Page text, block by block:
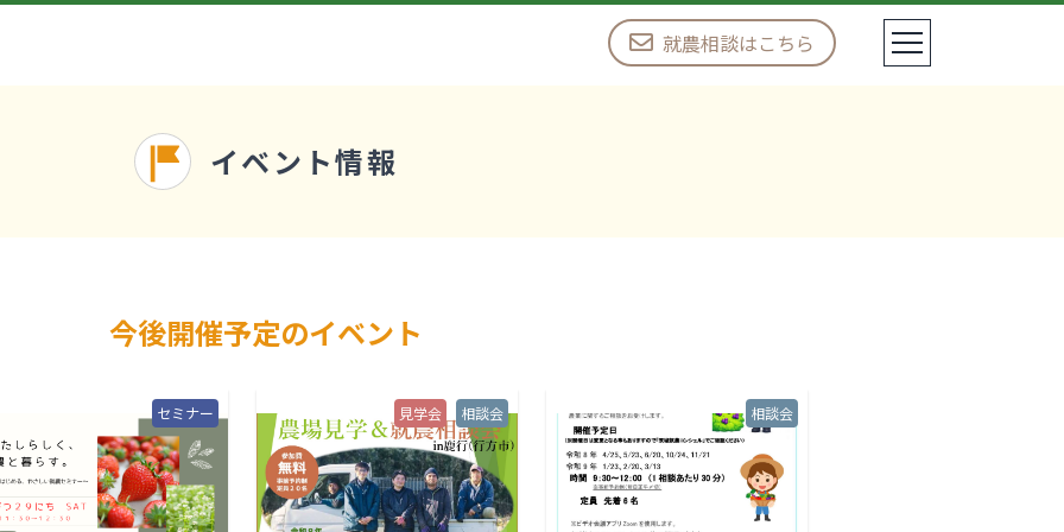
就農相談はこちら
イベント情報
今後開催予定のイベント
セミナー 見学会 相談会 相談会